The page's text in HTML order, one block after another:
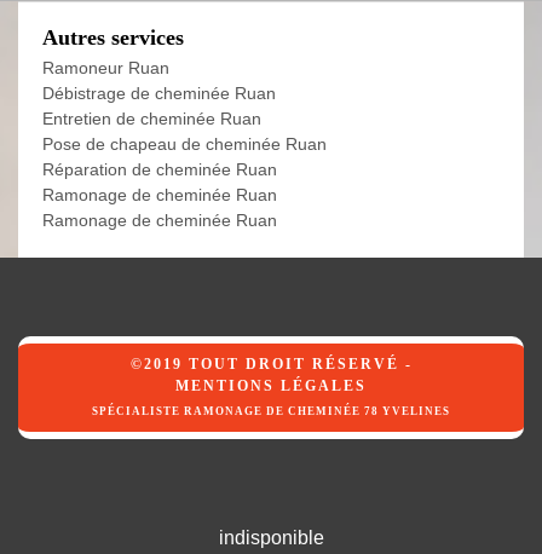
Autres services
Ramoneur Ruan
Débistrage de cheminée Ruan
Entretien de cheminée Ruan
Pose de chapeau de cheminée Ruan
Réparation de cheminée Ruan
Ramonage de cheminée Ruan
Ramonage de cheminée Ruan
©2019 TOUT DROIT RÉSERVÉ -
MENTIONS LÉGALES
SPÉCIALISTE RAMONAGE DE CHEMINÉE 78 YVELINES
indisponible